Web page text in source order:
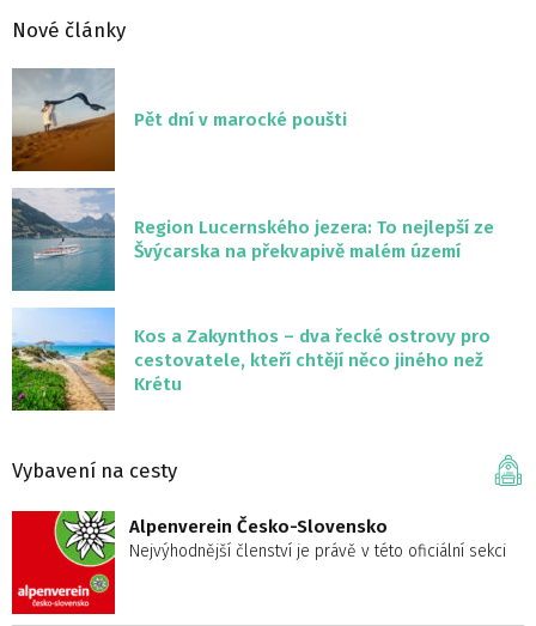
Nové články
Pět dní v marocké poušti
Region Lucernského jezera: To nejlepší ze
Švýcarska na překvapivě malém území
Kos a Zakynthos – dva řecké ostrovy pro
cestovatele, kteří chtějí něco jiného než
Krétu
Vybavení na cesty
Alpenverein Česko-Slovensko
Nejvýhodnější členství je právě v této oficiální sekci